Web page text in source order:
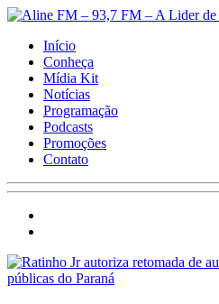
Início
Conheça
Mídia Kit
Notícias
Programação
Podcasts
Promoções
Contato